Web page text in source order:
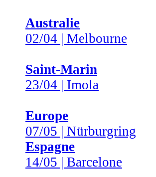
Australie
02/04 | Melbourne
Saint-Marin
23/04 | Imola
Europe
07/05 | Nürburgring
Espagne
14/05 | Barcelone